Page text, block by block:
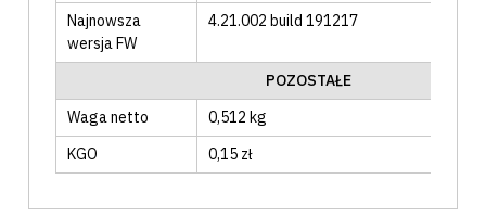
Najnowsza
wersja FW
4.21.002 build 191217
POZOSTAŁE
Waga netto
0,512 kg
KGO
0,15 zł